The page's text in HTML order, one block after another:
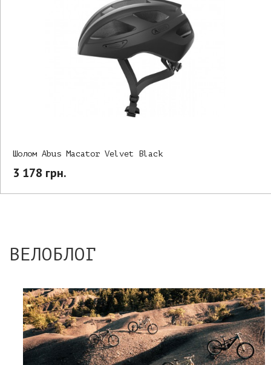
Шолом Abus Macator Velvet Black
3 178 грн.
ВЕЛОБЛОГ